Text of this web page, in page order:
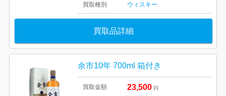
買取種別 ウィスキー
買取品詳細
余市10年 700ml 箱付き
買取金額 23,500 円